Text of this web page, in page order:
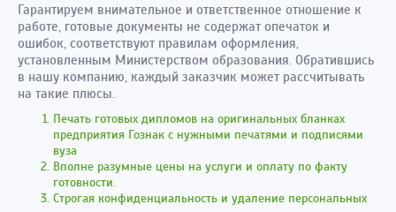
Гарантируем внимательное и ответственное отношение к
работе, готовые документы не содержат опечаток и
ошибок, соответствуют правилам оформления,
установленным Министерством образования. Обратившись
в нашу компанию, каждый заказчик может рассчитывать
на такие плюсы.
Печать готовых дипломов на оригинальных бланках
предприятия Гознак с нужными печатями и подписями
вуза
Вполне разумные цены на услуги и оплату по факту
готовности.
Строгая конфиденциальность и удаление персональных